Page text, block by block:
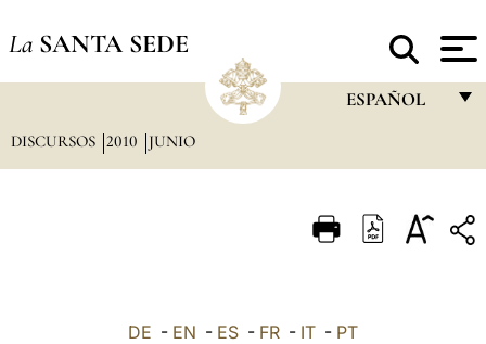
La SANTA SEDE
ESPAÑOL
ITALIANO
DISCURSOS 2010 JUNIO
DE - EN - ES - FR - IT - PT